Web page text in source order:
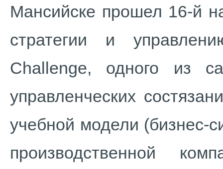
Мансийске прошел 16-й
стратегии и
Challenge, одного из
управленческих
учебной модели (бизнес-
производственной